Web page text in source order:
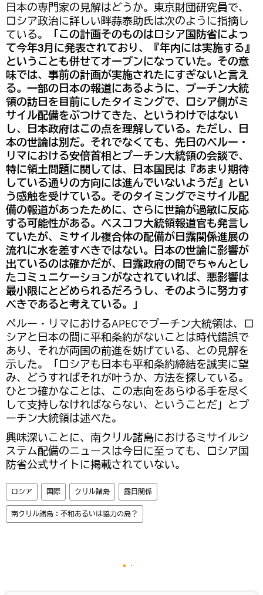
日本の専門家の見解はどうか。東京財団研究員で、
ロシア政治に詳しい畔蒜泰助氏は次のように指摘し
ている。
「この計画そのものはロシア国防省によっ
て今年3月に発表されており、『年内には実施する』
ということも併せてオープンになっていた。その意
味では、事前の計画が実施されたにすぎないと言え
る。一部の日本の報道にあるように、プーチン大統
領の訪日を目前にしたタイミングで、ロシア側がミ
サイル配備をぶつけてきた、というわけではない
し、日本政府はこの点を理解している。ただし、日
本の世論は別だ。それでなくても、先日のペルー・
リマにおける安倍首相とプーチン大統領の会談で、
特に領土問題に関しては、日本国民は『あまり期待
している通りの方向には進んでいないようだ』とい
う感触を受けている。そのタイミングでミサイル配
備の報道があったために、さらに世論が過敏に反応
する可能性がある。ぺスコフ大統領報道官も発言し
ていたが、ミサイル複合体の配備が日露関係進展の
流れに水を差すべきではない。日本の世論に影響が
出ているのは確かだが、日露政府の間でちゃんとし
たコミュニケーションがなされていれば、悪影響は
最小限にとどめられるだろうし、そのように努力す
べきであると考えている。」
ペルー・リマにおけるAPECでプーチン大統領は、ロ
シアと日本の間に平和条約がないことは時代錯誤で
あり、それが両国の前進を妨げている、との見解を
示した。「ロシアも日本も平和条約締結を誠実に望
み、どうすればそれが叶うか、方法を探している。
ひとつ確かなことは、この志向をあらゆる手を尽く
して支持しなければならない、ということだ」とプ
ーチン大統領は述べた。
興味深いことに、南クリル諸島におけるミサイルシ
ステム配備のニュースは今日に至っても、ロシア国
防省公式サイトに掲載されていない。
ロシア 国際 クリル諸島 露日関係
南クリル諸島：不和あるいは協力の島？